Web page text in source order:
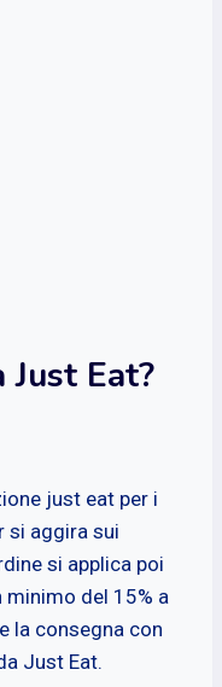
Just Eat?
just eat per i
si aggira sui
si applica poi
minimo del 15% a
la consegna con
Just Eat.